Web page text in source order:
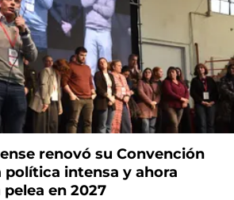
renovó su Convención
política intensa y ahora
en 2027